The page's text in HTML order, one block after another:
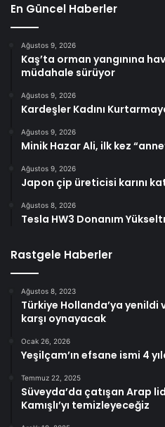
En Güncel Haberler
Ağustos 9, 2026
Kaş’ta orman yangınına
müdahale sürüyor
Ağustos 9, 2026
Kardeşler Kadını
Ağustos 9, 2026
Minik Hazar Ali, ilk kez
Ağustos 9, 2026
Japon çip üreticisi karını
Ağustos 8, 2026
Tesla HW3 Donanım
Rastgele Haberler
Ağustos 8, 2023
Türkiye Hollanda’ya yenildi
karşı oynayacak
Ocak 26, 2026
Yeşilçam’ın efsane ismi 4
Temmuz 22, 2025
Süveyda’da çatışan Arap
Kamışlı’yı temizleyeceğiz